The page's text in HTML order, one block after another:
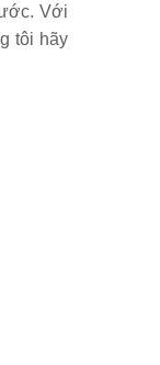
Với
tôi hãy